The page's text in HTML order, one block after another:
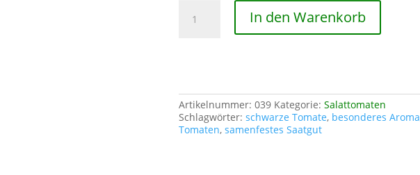
Purple
In den Warenkorb
Artikelnummer:039 Kategorie:Salattomaten
Schlagwörter:schwarze Tomate, besonderes Aroma
Tomaten,samenfestes Saatgut